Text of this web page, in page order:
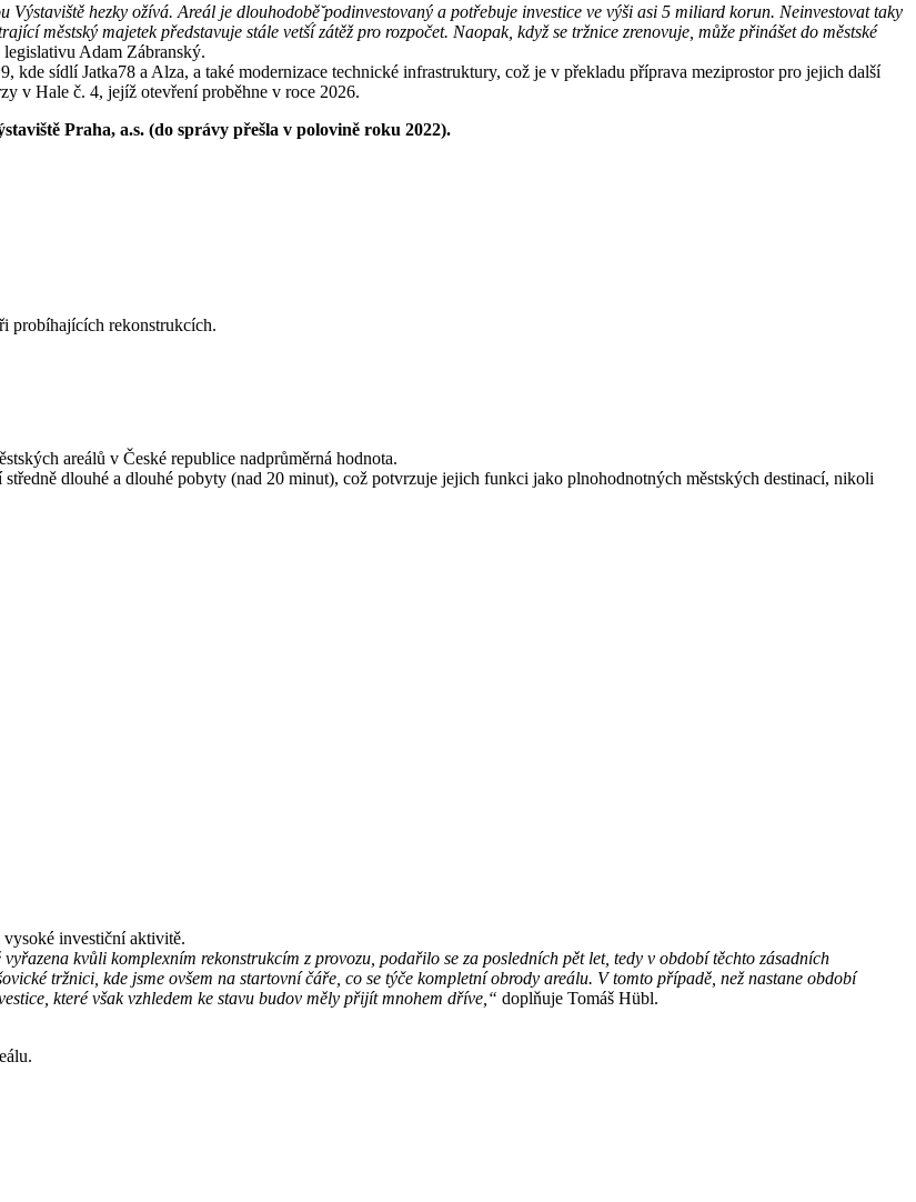
hezky ožívá. Areál je dlouhodobě̌ podinvestovaný a potřebuje investice ve výši asi 5 miliard korun. Neinvestovat taky
městský majetek představuje stále vetší́ zátěž pro rozpočet. Naopak, když se tržnice zrenovuje, může přinášet do městské
legislativu Adam Zábranský.
sídlí Jatka78 a Alza, a také modernizace technické infrastruktury, což je v překladu příprava meziprostor pro jejich další
v Hale č. 4, jejíž otevření proběhne v roce 2026.
Praha, a.s. (do správy přešla v polovině roku 2022).
probíhajících rekonstrukcích.
areálů v České republice nadprůměrná hodnota.
dlouhé a dlouhé pobyty (nad 20 minut), což potvrzuje jejich funkci jako plnohodnotných městských destinací, nikoli
vysoké investiční aktivitě.
kvůli komplexním rekonstrukcím z provozu, podařilo se za posledních pět let, tedy v období těchto zásadních
tržnici, kde jsme ovšem na startovní čáře, co se týče kompletní obrody areálu. V tomto případě, než nastane období
které však vzhledem ke stavu budov měly přijít mnohem dříve,“ doplňuje Tomáš Hübl.